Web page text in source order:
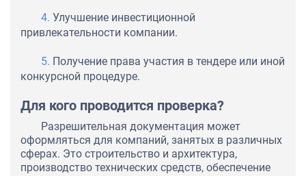
Улучшение инвестиционной
привлекательности компании.
Получение права участия в тендере или иной
конкурсной процедуре.
Для кого проводится проверка?
Разрешительная документация может
оформляться для компаний, занятых в различных
сферах. Это строительство и архитектура,
производство технических средств, обеспечение